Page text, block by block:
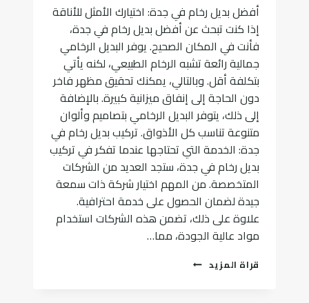
أفضل بديل رخام في جدة: اختيارك الأمثل للأناقة
إذا كنت تبحث عن أفضل بديل رخام في جدة،
فأنت في المكان الصحيح. يوفر البديل الرخامي
جمالية رائعة تشبه الرخام الطبيعي، لكنه يأتي
بتكلفة أقل. وبالتالي، يمكنك تحقيق مظهر فاخر
دون الحاجة إلى إنفاق ميزانية كبيرة. بالإضافة
إلى ذلك، يتوفر البديل الرخامي بتصاميم وألوان
متنوعة تناسب كل الأذواق. تركيب بديل رخام في
جدة: الخدمة التي تحتاجها عندما تفكر في تركيب
بديل رخام في جدة، ستجد العديد من الشركات
المتخصصة. من المهم اختيار شركة ذات سمعة
جيدة لضمان الحصول على خدمة احترافية.
علاوة على ذلك، تضمن هذه الشركات استخدام
مواد عالية الجودة، مما…
قراة المزيد أفضل